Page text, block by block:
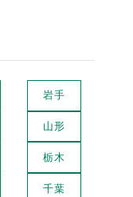
岩手
山形
栃木
千葉